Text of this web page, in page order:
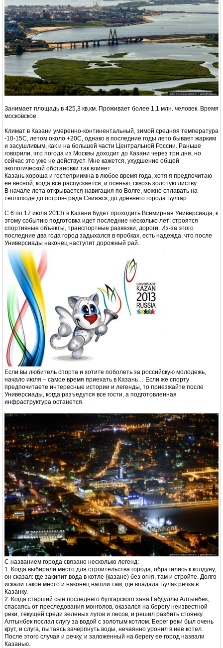
Занимает площадь в 425,3 кв.км. Проживает более 1,1 млн. человек. Время
московское.
Климат в Казани умеренно-континентальный, зимой средняя температура
-10-15С, летом около +20С, однако в последние годы лето бывает жарким
и засушливым, как и на большей части Центральной России. Раньше
говорили, что погода из Москвы доходит до Казани через три дня, но
сейчас это уже не действует. Мне кажется, ухудшение общей
экологической обстановки так влияет.
Казань хороша и гостеприимна в любое время года, хотя я предпочитаю
ее весной, когда все распускается, и осенью, сквозь золотую листву.
В начале лета открывается навигация по Волге, можно сплавать на
теплоходе до остров-града Свияжск, до древнего города Булгар.
С 6 по 17 июля 2013г в Казани будет проходить Всемирная Универсиада, к
этому событию подготовка идет последние несколько лет: строятся
спортивные объекты, транспортные развязки, дороги. Из-за этого
последние два года город задыхался в пробках, есть надежда, что после
Универсиады наконец наступит дорожный рай.
Если вы любитель спорта и хотите поболеть за российскую молодежь,
начало июля – самое время приехать в Казань… Если же спорту
предпочитаете интересные истории и легенды, то приезжайте после
Универсиады, когда разъедутся все гости, а подготовленная
инфраструктура останется.
С названием города связано несколько легенд:
1. Когда выбирали место для строительства города, обратились к колдуну,
он сказал: где закипит вода в котле (казане) без огня, там и стройте. Долго
искали такое место и наконец нашли там, где впадала Булак речка в
Казанку.
2. Когда старший сын последнего булгарского хана Габдуллы Алтынбек,
спасаясь от преследования монголов, оказался на берегу неизвестной
реки, текущей среди зеленых лугов и лесов, и решил разбить стоянку.
Алтынбек послал слугу за водой с золотым котлом. Берег реки был очень
крут, и слуга, пытаясь зачерпнуть воды, нечаянно уронил в неё котел.
После этого случая и речку, и заложенный на берегу ее город назвали
Казанью.